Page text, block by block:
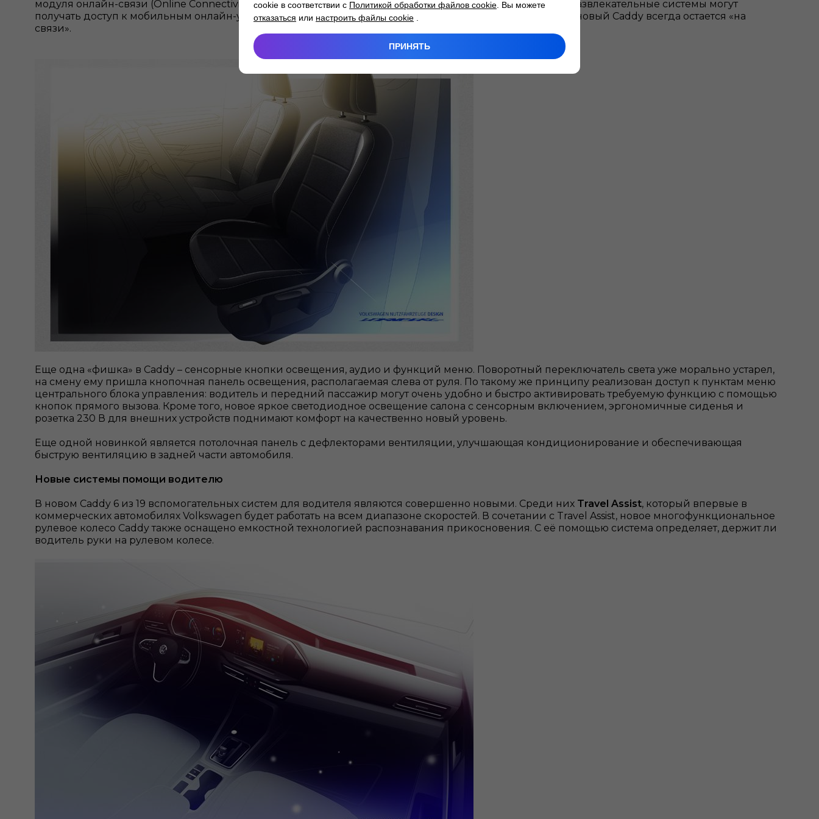
модуля онлайн-связи (Online Connectivity Unit, OCU) и интегрированной картой eSIM информационно-развлекательные системы могут
получать доступ к мобильным онлайн-услугам и функциям экосистемы Volkswagen We. Таким образом, новый Caddy всегда остается «на
связи».
Еще одна «фишка» в Caddy – сенсорные кнопки освещения, аудио и функций меню. Поворотный переключатель света уже морально устарел,
на смену ему пришла кнопочная панель освещения, располагаемая слева от руля. По такому же принципу реализован доступ к пунктам меню
центрального блока управления: водитель и передний пассажир могут очень удобно и быстро активировать требуемую функцию с помощью
кнопок прямого вызова. Кроме того, новое яркое светодиодное освещение салона с сенсорным включением, эргономичные сиденья и
розетка 230 В для внешних устройств поднимают комфорт на качественно новый уровень.
Еще одной новинкой является потолочная панель с дефлекторами вентиляции, улучшающая кондиционирование и обеспечивающая
быструю вентиляцию в задней части автомобиля.
Новые системы помощи водителю
В новом Caddy 6 из 19 вспомогательных систем для водителя являются совершенно новыми. Среди них Travel Assist, который впервые в
коммерческих автомобилях Volkswagen будет работать на всем диапазоне скоростей. В сочетании с Travel Assist, новое многофункциональное
рулевое колесо Caddy также оснащено емкостной технологией распознавания прикосновения. С её помощью система определяет, держит ли
водитель руки на рулевом колесе.
cookie в соответствии с Политикой обработки файлов cookie . Вы можете
отказаться или настроить файлы cookie
ПРИНЯТЬ